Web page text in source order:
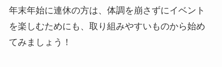
年末年始に連休の方は、体調を崩さずにイベント
を楽しむためにも、取り組みやすいものから始め
てみましょう！